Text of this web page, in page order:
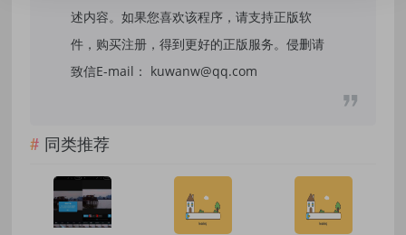
述内容。如果您喜欢该程序，请支持正版软
件，购买注册，得到更好的正版服务。侵删请
致信E-mail： kuwanw@qq.com
同类推荐